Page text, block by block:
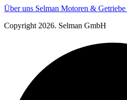
Über uns Selman Motoren & Getriebe
Copyright 2026. Selman GmbH